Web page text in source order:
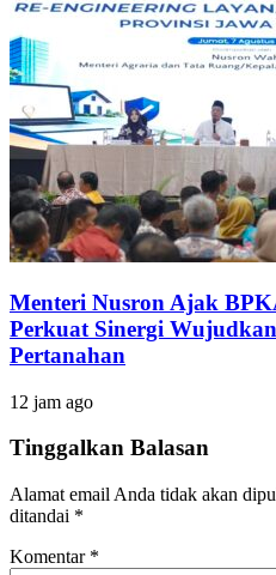
Menteri Nusron Ajak
Perkuat Sinergi
Pertanahan
12 jam ago
Tinggalkan Balasan
Alamat email Anda tidak akan
ditandai *
Komentar *